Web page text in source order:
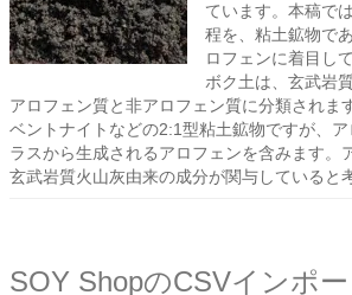
ています。本稿で
程を、粘土鉱物で
ロフェンに着目し
ボク土は、玄武岩
アロフェン質と非アロフェン質に分類されま
ベントナイトなどの2:1型粘土鉱物ですが、
ラスから生成されるアロフェンを含みます。
玄武岩質火山灰由来の成分が関与していると